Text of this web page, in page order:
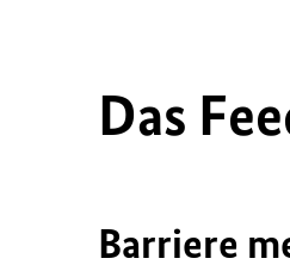
Das
Barriere